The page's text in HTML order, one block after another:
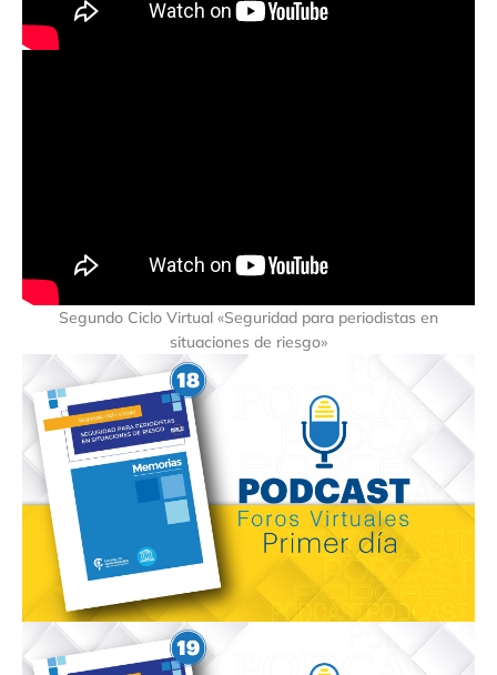
Segundo Ciclo Virtual «Seguridad para periodistas en
situaciones de riesgo»